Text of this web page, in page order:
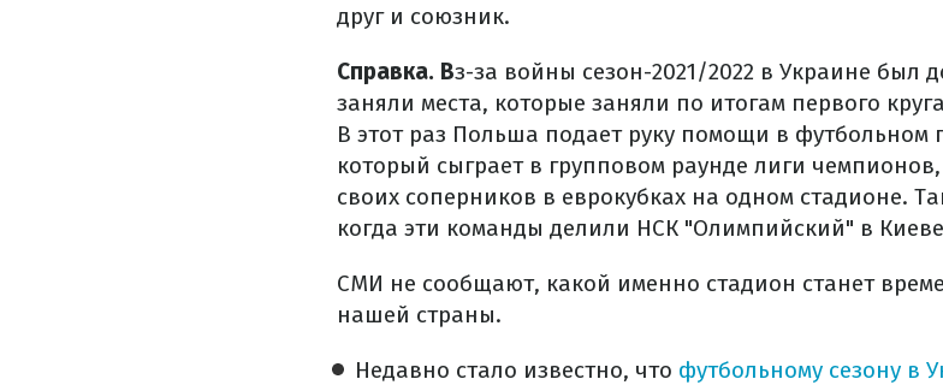
друг и союзник.
Справка. Bз-за войны сезон-2021/2022 в Украине был
заняли места, которые заняли по итогам первого
В этот раз Польша подает руку помощи в футбольном
который сыграет в групповом раунде лиги
своих соперников в еврокубках на одном стадионе.
когда эти команды делили НСК "Олимпийский" в
СМИ не сообщают, какой именно стадион станет
нашей страны.
Недавно стало известно, что футбольному сезону в